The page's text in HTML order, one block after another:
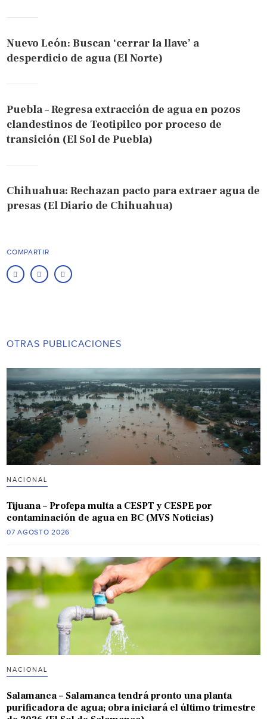
Nuevo León: Buscan ‘cerrar la llave’ a
desperdicio de agua (El Norte)
Puebla – Regresa extracción de agua en pozos
clandestinos de Teotipilco por proceso de
transición (El Sol de Puebla)
Chihuahua: Rechazan pacto para extraer agua de
presas (El Diario de Chihuahua)
COMPARTIR
OTRAS PUBLICACIONES
NACIONAL
Tijuana – Profepa multa a CESPT y CESPE por
contaminación de agua en BC (MVS Noticias)
07 AGOSTO 2026
NACIONAL
Salamanca – Salamanca tendrá pronto una planta
purificadora de agua; obra iniciará el último trimestre